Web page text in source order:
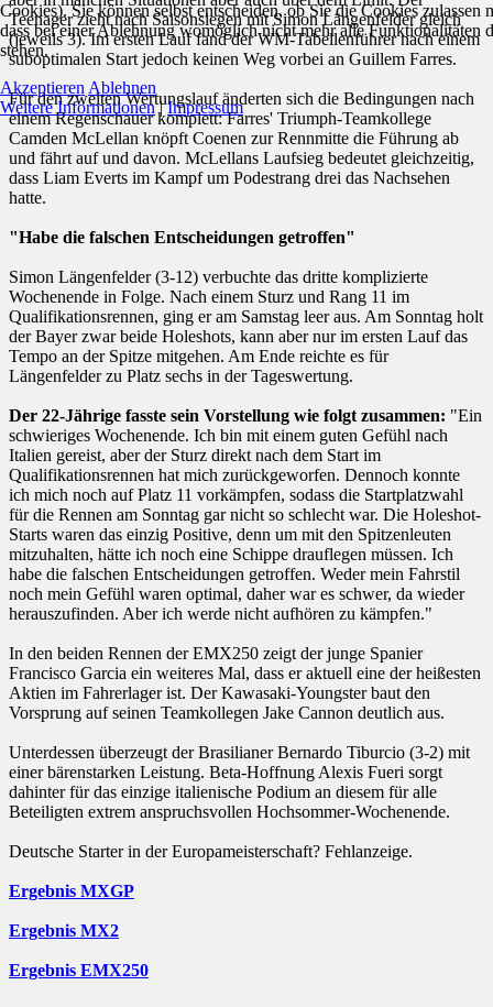
Teenager zieht nach Saisonsiegen mit Simon Längenfelder gleich
(jeweils 3). Im ersten Lauf fand der WM-Tabellenführer nach einem
suboptimalen Start jedoch keinen Weg vorbei an Guillem Farres.
Für den zweiten Wertungslauf änderten sich die Bedingungen nach
einem Regenschauer komplett: Farres' Triumph-Teamkollege
Camden McLellan knöpft Coenen zur Rennmitte die Führung ab
und fährt auf und davon. McLellans Laufsieg bedeutet gleichzeitig,
dass Liam Everts im Kampf um Podestrang drei das Nachsehen
hatte.
"Habe die falschen Entscheidungen getroffen"
Simon Längenfelder (3-12) verbuchte das dritte komplizierte
Wochenende in Folge. Nach einem Sturz und Rang 11 im
Qualifikationsrennen, ging er am Samstag leer aus. Am Sonntag holt
der Bayer zwar beide Holeshots, kann aber nur im ersten Lauf das
Tempo an der Spitze mitgehen. Am Ende reichte es für
Längenfelder zu Platz sechs in der Tageswertung.
Der 22-Jährige fasste sein Vorstellung wie folgt zusammen: "Ein
schwieriges Wochenende. Ich bin mit einem guten Gefühl nach
Italien gereist, aber der Sturz direkt nach dem Start im
Qualifikationsrennen hat mich zurückgeworfen. Dennoch konnte
ich mich noch auf Platz 11 vorkämpfen, sodass die Startplatzwahl
für die Rennen am Sonntag gar nicht so schlecht war. Die Holeshot-
Starts waren das einzig Positive, denn um mit den Spitzenleuten
mitzuhalten, hätte ich noch eine Schippe drauflegen müssen. Ich
habe die falschen Entscheidungen getroffen. Weder mein Fahrstil
noch mein Gefühl waren optimal, daher war es schwer, da wieder
herauszufinden. Aber ich werde nicht aufhören zu kämpfen."
In den beiden Rennen der EMX250 zeigt der junge Spanier
Francisco Garcia ein weiteres Mal, dass er aktuell eine der heißesten
Aktien im Fahrerlager ist. Der Kawasaki-Youngster baut den
Vorsprung auf seinen Teamkollegen Jake Cannon deutlich aus.
Unterdessen überzeugt der Brasilianer Bernardo Tiburcio (3-2) mit
einer bärenstarken Leistung. Beta-Hoffnung Alexis Fueri sorgt
dahinter für das einzige italienische Podium an diesem für alle
Beteiligten extrem anspruchsvollen Hochsommer-Wochenende.
Deutsche Starter in der Europameisterschaft? Fehlanzeige.
Ergebnis MXGP
Ergebnis MX2
Ergebnis EMX250
Cookies). Sie können selbst entscheiden, ob Sie die Cookies zulassen
dass bei einer Ablehnung womöglich nicht mehr alle Funktionalitäten
stehen.
Akzeptieren Ablehnen
Weitere Informationen|Impressum